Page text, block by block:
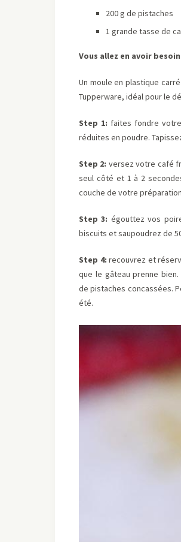
200 g de pistaches
1 grande tasse de
Vous allez en avoir besoin
Un moule en plastique
Tupperware, idéal pour le
Step 1: faites fondre
réduites en poudre.
Step 2: versez votre café
seul côté et 1 à 2
couche de votre
Step 3: égouttez vos
biscuits et saupoudrez de
Step 4: recouvrez et
que le gâteau prenne
de pistaches concassées.
été.